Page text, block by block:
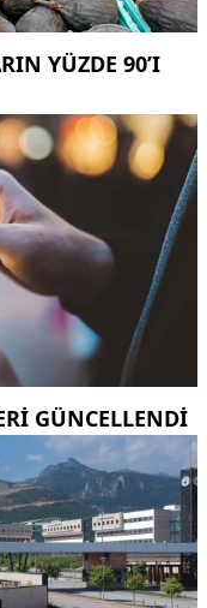
YÜZDE 90’I
GÜNCELLENDI